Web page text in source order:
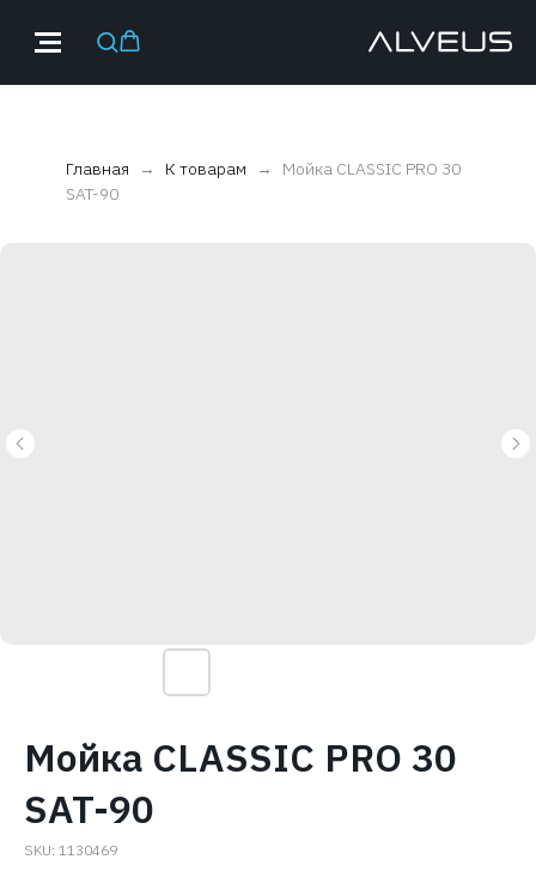
Главная К товарам
Мойка CLASSIC PRO 30
SAT-90
Мойка CLASSIC PRO 30
SAT-90
SKU: 1130469